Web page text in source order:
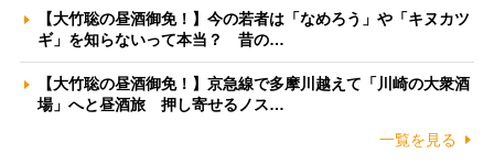
【大竹聡の昼酒御免！】今の若者は「なめろう」や「キヌカツ
ギ」を知らないって本当？ 昔の…
【大竹聡の昼酒御免！】京急線で多摩川越えて「川崎の大衆酒
場」へと昼酒旅 押し寄せるノス…
一覧を見る